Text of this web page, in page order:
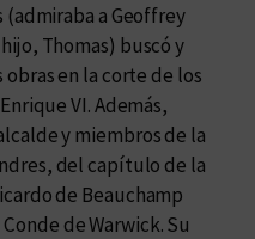
a Geoffrey
Thomas) buscó y
en la corte de los
VI. Además,
y miembros de la
del capítulo de la
de Beauchamp
de Warwick. Su